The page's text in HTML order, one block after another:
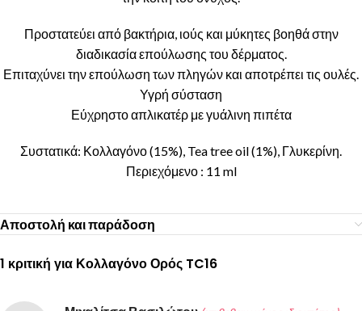
Προστατεύει από βακτήρια, ιούς και μύκητες βοηθά στην
διαδικασία επούλωσης του δέρματος.
Επιταχύνει την επούλωση των πληγών και αποτρέπει τις ουλές.
Υγρή σύσταση
Εύχρηστο απλικατέρ με γυάλινη πιπέτα
Συστατικά: Κολλαγόνο (15%), Tea tree oil (1%), Γλυκερίνη.
Περιεχόμενο : 11 ml
Αποστολή και παράδοση
1 κριτική για Κολλαγόνο Ορός TC16